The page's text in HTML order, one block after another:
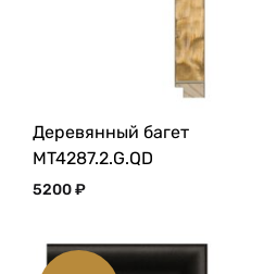
Деревянный багет
MT4287.2.G.QD
5200₽